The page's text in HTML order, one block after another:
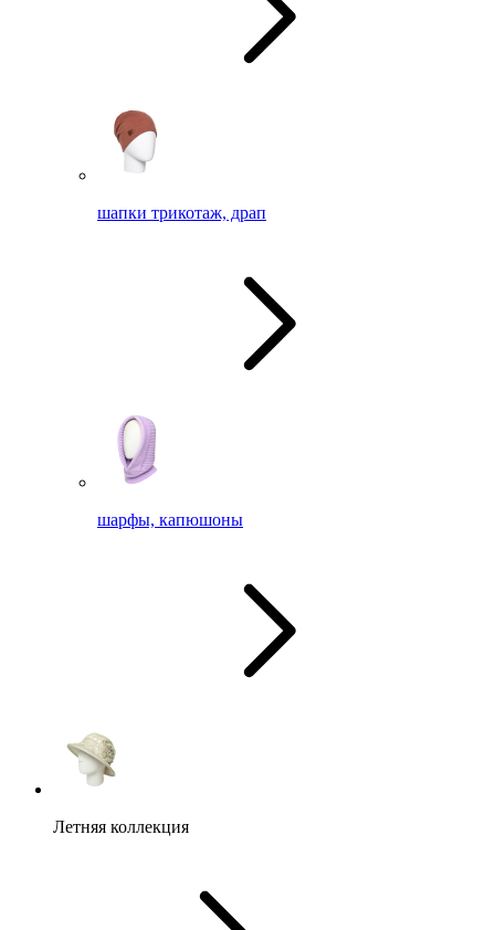
шапки трикотаж, драп
шарфы, капюшоны
Летняя коллекция